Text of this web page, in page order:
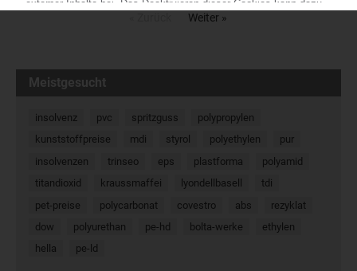
Weiter »
Meistgesucht
insolvenz pvc spritzguss
polypropylen
kunststoffpreise
mdi styrol polyethylen
pur
insolvenzen
trinseo eps plastforma
polyamid
titandioxid
kraussmaffei lyondellbasell
tdi
pet-preise
polycarbonat covestro abs
rezyklat
dow
polyurethan pe-hd bolta-werke
ethylen
hella
pe-ld